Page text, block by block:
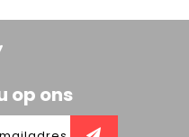
op ons